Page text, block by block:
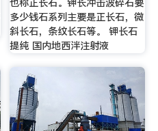
也称正长石。钾长冲击波碎石要
多少钱石系列主要是正长石，微
斜长石，条纹长石等。 钾长石
提纯 国内地西泮注射液